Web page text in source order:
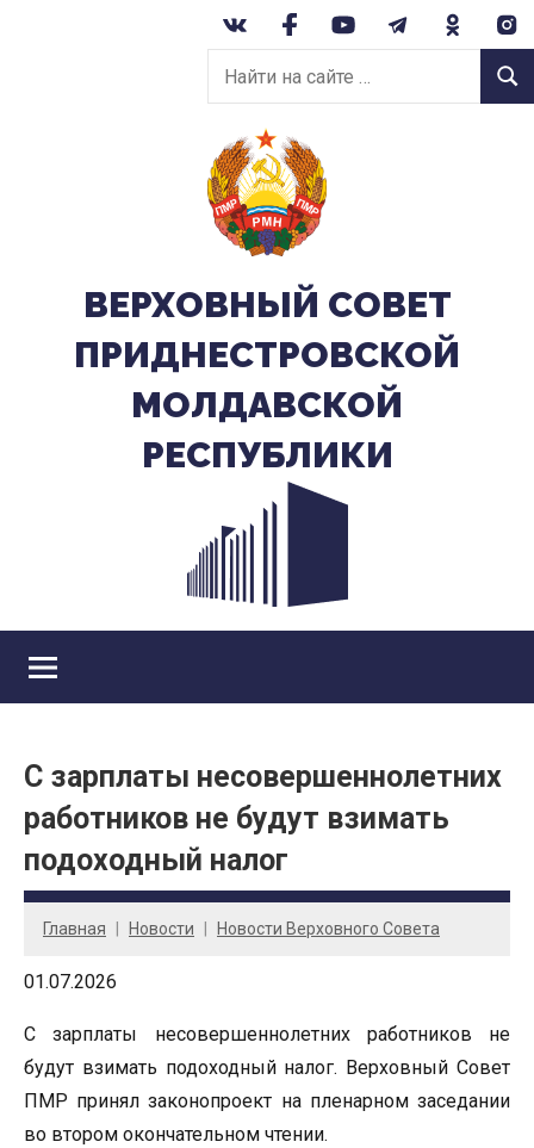
Найти
на
сайте:
ВЕРХОВНЫЙ CОВЕТ
ПРИДНЕСТРОВСКОЙ
МОЛДАВСКОЙ
РЕСПУБЛИКИ
С зарплаты несовершеннолетних
работников не будут взимать
подоходный налог
Главная Новости Новости Верховного Совета
01.07.2026
С зарплаты несовершеннолетних работников не
будут взимать подоходный налог. Верховный Совет
ПМР принял законопроект на пленарном заседании
во втором окончательном чтении.